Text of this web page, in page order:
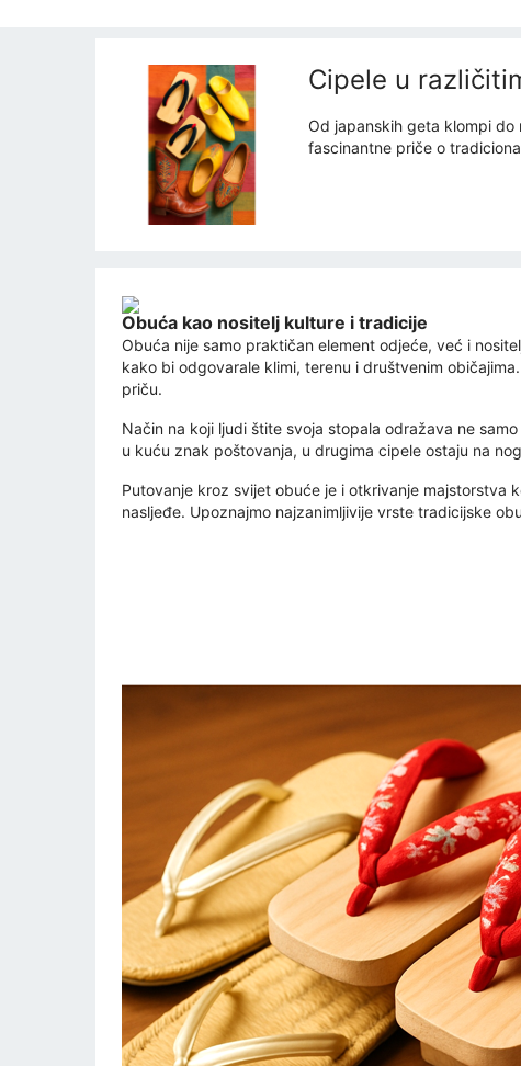
Cipele u
Od japanskih geta klompi
fascinantne priče o
Obuća kao nositelj kulture i tradicije
Obuća nije samo praktičan element odjeće, već i
kako bi odgovarale klimi, terenu i društvenim
priču.
Način na koji ljudi štite svoja stopala odražava ne
u kuću znak poštovanja, u drugima cipele ostaju na
Putovanje kroz svijet obuće je i otkrivanje majstorstva
nasljeđe. Upoznajmo najzanimljivije vrste tradicijske